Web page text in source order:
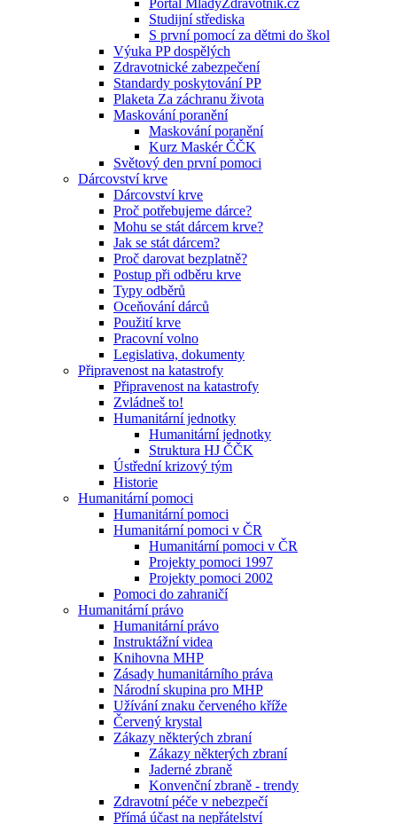
Portál MladyZdravotnik.cz
Studijní střediska
S první pomocí za dětmi do škol
Výuka PP dospělých
Zdravotnické zabezpečení
Standardy poskytování PP
Plaketa Za záchranu života
Maskování poranění
Maskování poranění
Kurz Maskér ČČK
Světový den první pomoci
Dárcovství krve
Dárcovství krve
Proč potřebujeme dárce?
Mohu se stát dárcem krve?
Jak se stát dárcem?
Proč darovat bezplatně?
Postup při odběru krve
Typy odběrů
Oceňování dárců
Použití krve
Pracovní volno
Legislativa, dokumenty
Připravenost na katastrofy
Připravenost na katastrofy
Zvládneš to!
Humanitární jednotky
Humanitární jednotky
Struktura HJ ČČK
Ústřední krizový tým
Historie
Humanitární pomoci
Humanitární pomoci
Humanitární pomoci v ČR
Humanitární pomoci v ČR
Projekty pomoci 1997
Projekty pomoci 2002
Pomoci do zahraničí
Humanitární právo
Humanitární právo
Instruktážní videa
Knihovna MHP
Zásady humanitárního práva
Národní skupina pro MHP
Užívání znaku červeného kříže
Červený krystal
Zákazy některých zbraní
Zákazy některých zbraní
Jaderné zbraně
Konvenční zbraně - trendy
Zdravotní péče v nebezpečí
Přímá účast na nepřátelství